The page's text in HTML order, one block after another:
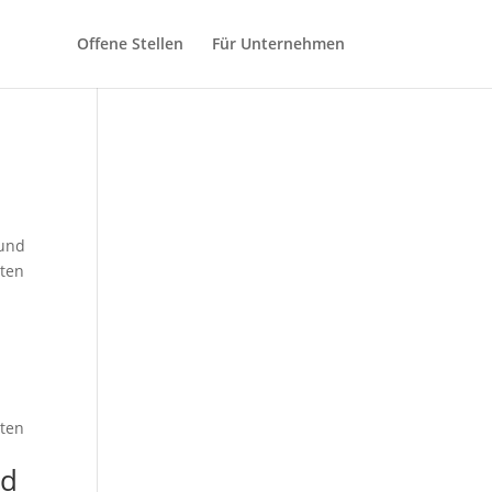
Offene Stellen Für Unternehmen